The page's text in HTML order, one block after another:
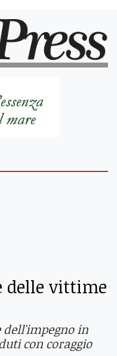
delle vittime
in
con coraggio